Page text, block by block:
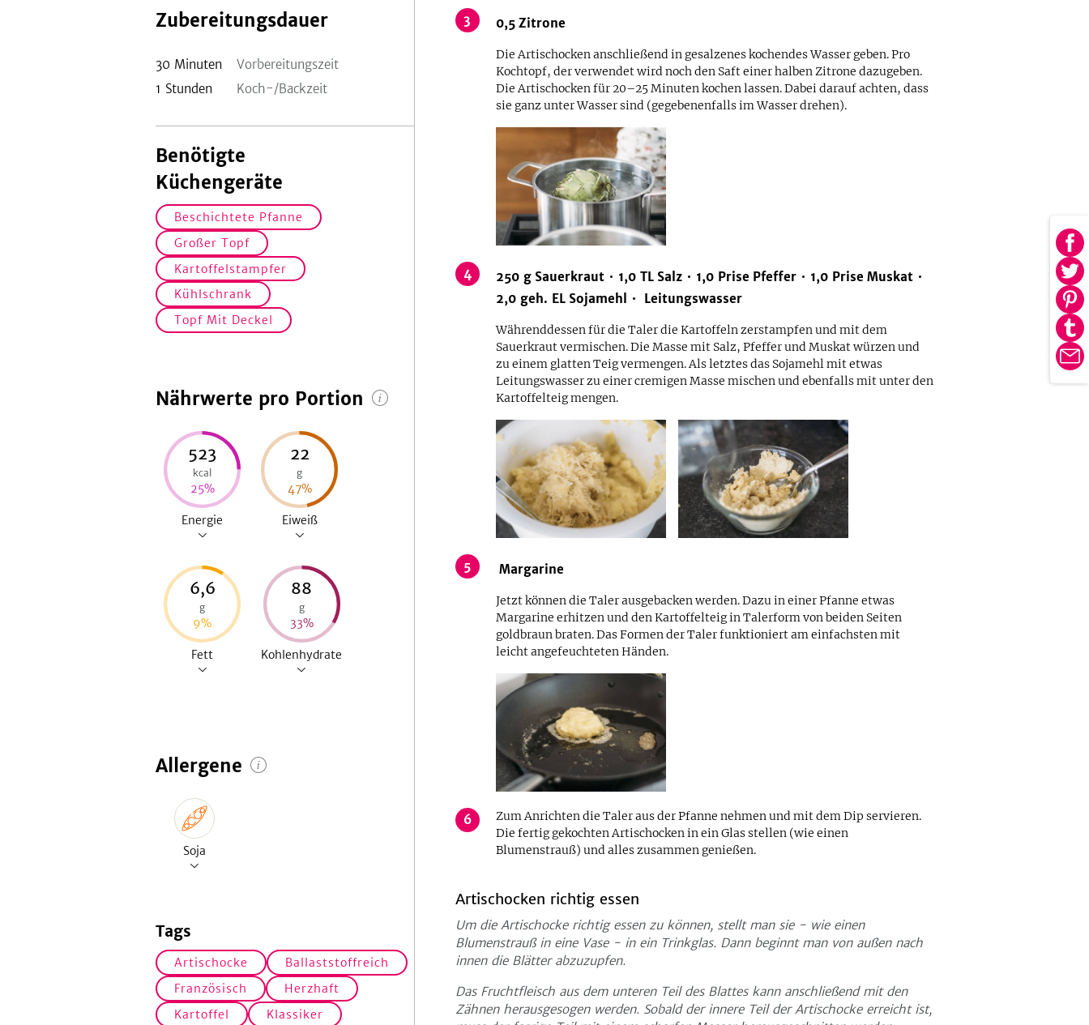
E-
Zubereitungsdauer
30 Minuten
Vorbereitungszeit
1 Stunden Koch-/Backzeit
Benötigte
Küchengeräte
Beschichtete Pfanne
Großer Topf
Kartoffelstampfer
Kühlschrank
Topf Mit Deckel
Nährwerte pro Portion
523
kcal
25%
Energie
22
g
47%
Eiweiß
6,6
g
9%
Fett
88
g
33%
Kohlenhydrate
Allergene
Soja
Tags
Artischocke
Ballaststoffreich
Französisch
Herzhaft
Kartoffel
Klassiker
3 0,5 Zitrone
Die Artischocken anschließend in gesalzenes kochendes Wasser geben. Pro
Kochtopf, der verwendet wird noch den Saft einer halben Zitrone dazugeben.
Die Artischocken für 20–25 Minuten kochen lassen. Dabei darauf achten, dass
sie ganz unter Wasser sind (gegebenenfalls im Wasser drehen).
4 250 g Sauerkraut 1,0 TL Salz 1,0 Prise Pfeffer 1,0 Prise Muskat
2,0 geh. EL Sojamehl Leitungswasser
Währenddessen für die Taler die Kartoffeln zerstampfen und mit dem
Sauerkraut vermischen. Die Masse mit Salz, Pfeffer und Muskat würzen und
zu einem glatten Teig vermengen. Als letztes das Sojamehl mit etwas
Leitungswasser zu einer cremigen Masse mischen und ebenfalls mit unter den
Kartoffelteig mengen.
5 Margarine
Jetzt können die Taler ausgebacken werden. Dazu in einer Pfanne etwas
Margarine erhitzen und den Kartoffelteig in Talerform von beiden Seiten
goldbraun braten. Das Formen der Taler funktioniert am einfachsten mit
leicht angefeuchteten Händen.
6
Zum Anrichten die Taler aus der Pfanne nehmen und mit dem Dip servieren.
Die fertig gekochten Artischocken in ein Glas stellen (wie einen
Blumenstrauß) und alles zusammen genießen.
Artischocken richtig essen
Um die Artischocke richtig essen zu können, stellt man sie - wie einen
Blumenstrauß in eine Vase - in ein Trinkglas. Dann beginnt man von außen nach
innen die Blätter abzuzupfen.
Das Fruchtfleisch aus dem unteren Teil des Blattes kann anschließend mit den
Zähnen herausgesogen werden. Sobald der innere Teil der Artischocke erreicht ist,